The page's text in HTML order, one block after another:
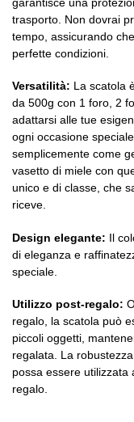
trasporto. Non dovrai
tempo, assicurando
perfette condizioni.
Versatilità: La scatola
da 500g con 1 foro, 2
adattarsi alle tue
ogni occasione
semplicemente come
vasetto di miele con
unico e di classe, che
riceve.
Design elegante: Il
di eleganza e
speciale.
Utilizzo post-regalo:
regalo, la scatola può
piccoli oggetti,
regalata. La
possa essere
regalo.